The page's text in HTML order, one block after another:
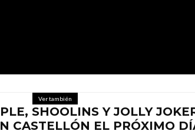
Ver también
SHOOLINS Y JOLLY
CASTELLÓN EL PRÓXIMO